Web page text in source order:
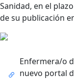
Sanidad, en el
de su publicación
Enfermera/o
nuevo portal